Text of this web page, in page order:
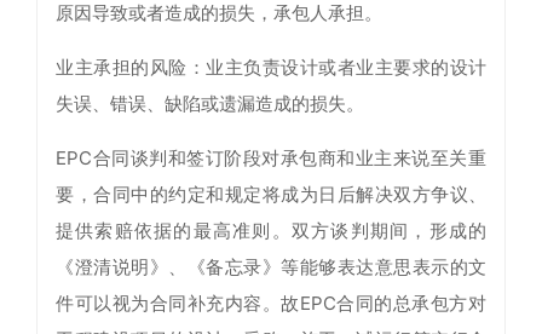
原因导致或者造成的损失，承包人承担。
业主承担的风险：业主负责设计或者业主要求的设计
失误、错误、缺陷或遗漏造成的损失。
EPC合同谈判和签订阶段对承包商和业主来说至关重
要，合同中的约定和规定将成为日后解决双方争议、
提供索赔依据的最高准则。双方谈判期间，形成的
《澄清说明》、《备忘录》等能够表达意思表示的文
件可以视为合同补充内容。故EPC合同的总承包方对